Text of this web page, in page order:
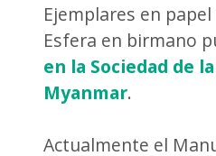
Ejemplares en
Esfera en birmano
en la Sociedad de
Myanmar.
Actualmente el